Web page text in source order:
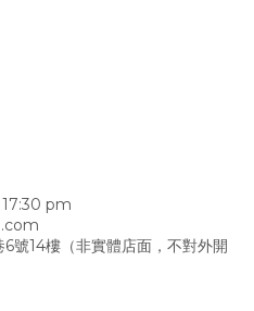
pm
6號14樓 （非實體店面，不對外開